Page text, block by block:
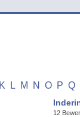
K L M N O P Q
12